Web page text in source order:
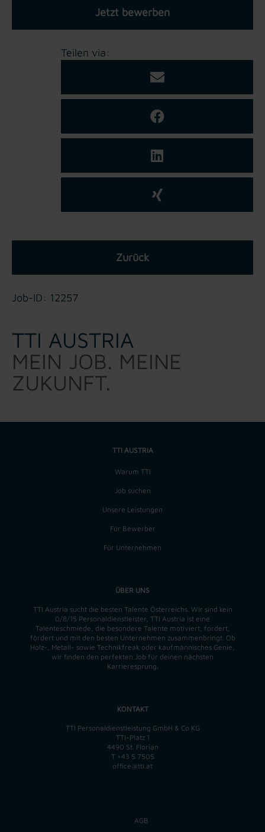
Jetzt bewerben
Teilen via:
Zurück
Job-ID: 12257
TTI AUSTRIA
MEIN JOB. MEINE
ZUKUNFT.
TTI AUSTRIA
Warum TTI
Job suchen
Unsere Leistungen
Für Bewerber
Für Unternehmen
ÜBER UNS
TTI Austria sucht die besten Talente Österreichs. Wir sind kein
0/8/15 Personaldienstleister, TTI Austria ist eine
Talenteschmiede, die besondere Talente motiviert, fordert,
fördert und mit den besten Unternehmen zusammenbringt. Ob
Holz-, Metall- sowie Technikfreak oder kaufmännisches Genie,
wir finden den perfekten Job für deinen nächsten
Karrieresprung.
KONTAKT
TTI Personaldienstleistung GmbH & Co KG
TTI-Platz 1
4490 St. Florian
T +43 5 7505
office@tti.at
AGB